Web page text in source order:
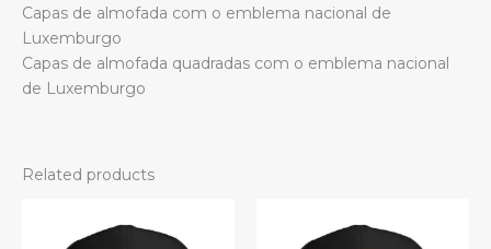
Capas de almofada com o emblema nacional de
Luxemburgo
Capas de almofada quadradas com o emblema nacional
de Luxemburgo
Related products